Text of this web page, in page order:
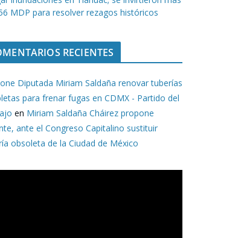
MDP para resolver rezagos históricos
RECIENTES
Diputada Miriam Saldaña renovar tuberías
para frenar fugas en CDMX - Partido del
en Miriam Saldaña Cháirez propone
ante el Congreso Capitalino sustituir
obsoleta de la Ciudad de México